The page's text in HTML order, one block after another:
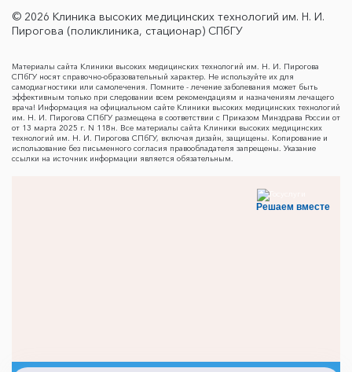
© 2026 Клиника высоких медицинских технологий им. Н. И.
Пирогова (поликлиника, стационар) СПбГУ
Материалы сайта Клиники высоких медицинских технологий им. Н. И. Пирогова
СПбГУ носят справочно-образовательный характер. Не используйте их для
самодиагностики или самолечения. Помните - лечение заболевания может быть
эффективным только при следовании всем рекомендациям и назначениям лечащего
врача! Информация на официальном сайте Клиники высоких медицинских технологий
им. Н. И. Пирогова СПбГУ размещена в соответствии с Приказом Минздрава России от
от 13 марта 2025 г. N 118н. Все материалы сайта Клиники высоких медицинских
технологий им. Н. И. Пирогова СПбГУ, включая дизайн, защищены. Копирование и
использование без письменного согласия правообладателя запрещены. Указание
ссылки на источник информации является обязательным.
Решаем вместе